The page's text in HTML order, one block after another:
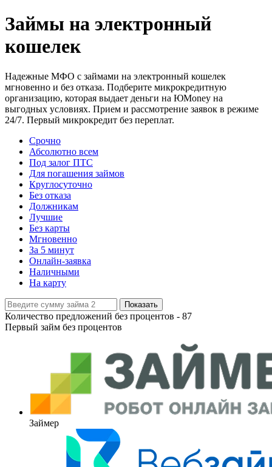
Займы на электронный
кошелек
Надежные МФО с займами на электронный кошелек
мгновенно и без отказа. Подберите микрокредитную
организацию, которая выдает деньги на ЮMoney на
выгодных условиях. Прием и рассмотрение заявок в режиме
24/7. Первый микрокредит без переплат.
Срочно
Абсолютно всем
Под залог ПТС
Для погашения займов
Круглосуточно
Без отказа
Должникам
Лучшие
Без карты
Мгновенно
За 5 минут
Онлайн-заявка
Наличными
На карту
Показать
Количество предложений без процентов - 87
Первый займ без процентов
Займер